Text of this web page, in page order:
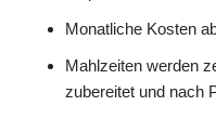
Monatliche Kosten
Mahlzeiten werden
zubereitet und nach